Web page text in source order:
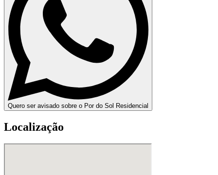
Quero ser avisado sobre o Por do Sol Residencial
Localização